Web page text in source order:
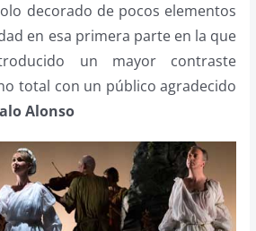
decorado de pocos elementos
en esa primera parte en la que
un mayor contraste
total con un público agradecido
Alonso